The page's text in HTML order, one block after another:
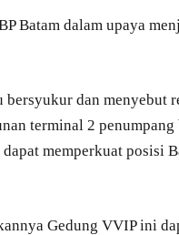
Batam dalam upaya
dan menyebut
terminal 2
memperkuat posisi
Gedung VVIP ini